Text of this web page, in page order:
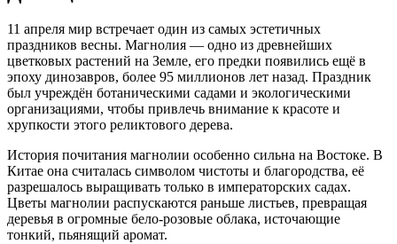
11 апреля мир встречает один из самых эстетичных
праздников весны. Магнолия — одно из древнейших
цветковых растений на Земле, его предки появились ещё в
эпоху динозавров, более 95 миллионов лет назад. Праздник
был учреждён ботаническими садами и экологическими
организациями, чтобы привлечь внимание к красоте и
хрупкости этого реликтового дерева.
История почитания магнолии особенно сильна на Востоке. В
Китае она считалась символом чистоты и благородства, её
разрешалось выращивать только в императорских садах.
Цветы магнолии распускаются раньше листьев, превращая
деревья в огромные бело-розовые облака, источающие
тонкий, пьянящий аромат.